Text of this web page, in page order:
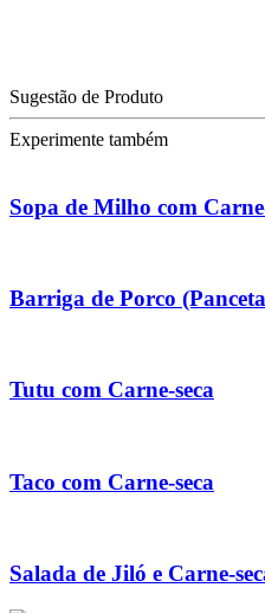
Sugestão de Produto
Experimente também
Sopa de Milho com
Barriga de Porco
Tutu com Carne-seca
Taco com Carne-seca
Salada de Jiló e Carne-